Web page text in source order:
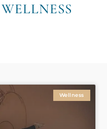
Wellness